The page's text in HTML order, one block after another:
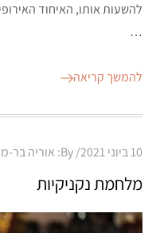
להשעות אותו, האיחוד
…
להמשך קריאה
Posted
10 ביוני 2021 By: אוריה בר-
מלחמת נקניקיות